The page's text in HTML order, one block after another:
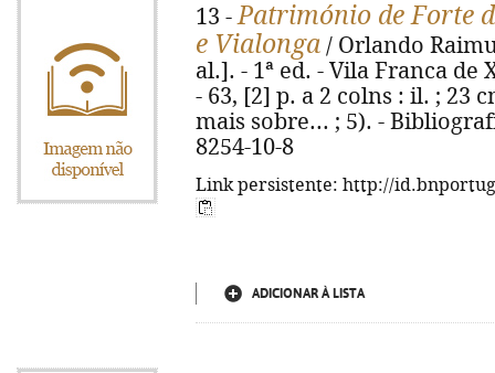
13 -Património de Forte
e Vialonga / Orlando
al.]. - 1ª ed. - Vila Franca
- 63, [2] p. a 2 colns : il. ; 23
mais sobre... ; 5). -
8254-10-8
Link persistente: http://
ADICIONAR À LISTA